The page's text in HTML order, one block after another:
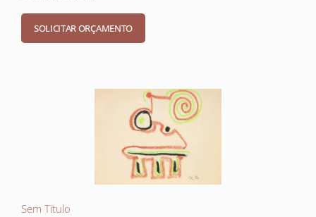
Sem Título